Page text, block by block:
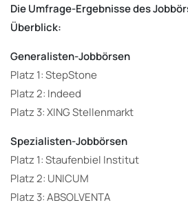
Die Umfrage-Ergebnisse des
Überblick:
Generalisten-Jobbörsen
Platz 1: StepStone
Platz 2: Indeed
Platz 3: XING Stellenmarkt
Spezialisten-Jobbörsen
Platz 1: Staufenbiel Institut
Platz 2: UNICUM
Platz 3: ABSOLVENTA